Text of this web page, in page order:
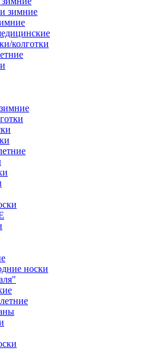
зимние
колготки
носки